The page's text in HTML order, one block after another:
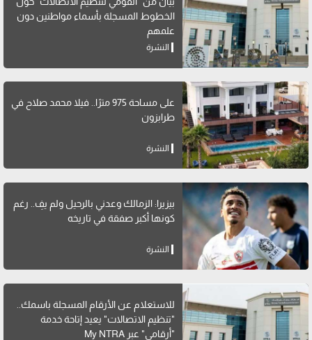
الخطوط المسجلة بأسماء مواطنين دون
علمهم
النشرة
على مساحة 975 مترًا.. فيلا محمد صلاح في
طرابزون
النشرة
بيزيرا: الزمالك وعدني بالرحيل ولم يفِ.. رغم
كونها أكبر صفقة في تاريخه
النشرة
للاستعلام عن الأرقام المسجلة باسمك..
"تنظيم الاتصالات" يعيد إتاحة خدمة
"أرقامي" عبر My NTRA